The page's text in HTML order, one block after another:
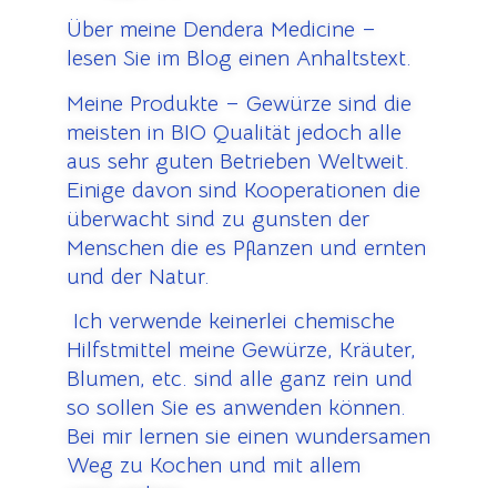
Über meine Dendera Medicine –
lesen Sie im Blog einen Anhaltstext.
Meine Produkte – Gewürze sind die
meisten in BIO Qualität jedoch alle
aus sehr guten Betrieben Weltweit.
Einige davon sind Kooperationen die
überwacht sind zu gunsten der
Menschen die es Pflanzen und ernten
und der Natur.
Ich verwende keinerlei chemische
Hilfstmittel meine Gewürze, Kräuter,
Blumen, etc. sind alle ganz rein und
so sollen Sie es anwenden können.
Bei mir lernen sie einen wundersamen
Weg zu Kochen und mit allem